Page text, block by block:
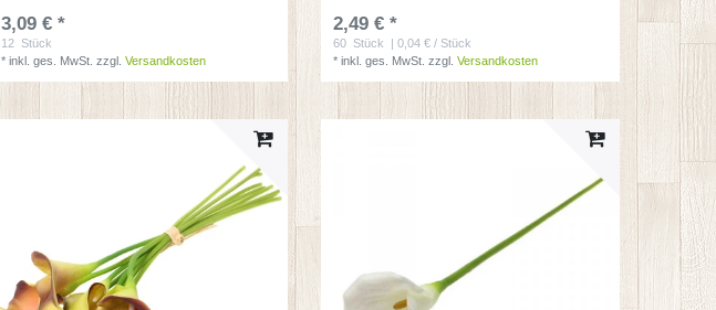
3,09 € *
12 Stück
*inkl. ges. MwSt. zzgl.Versandkosten
2,49 € *
60 Stück
| 0,04 € / Stück
*inkl. ges. MwSt. zzgl.Versandkosten